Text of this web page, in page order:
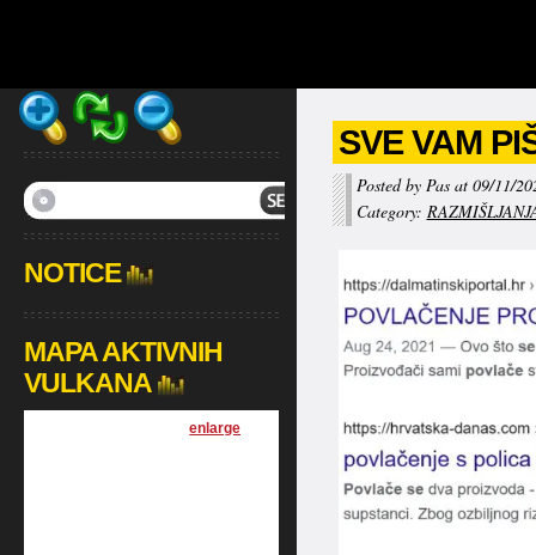
SVE VAM
Posted by Pas at 09/11/
Category:
NOTICE
MAPA AKTIVNIH
VULKANA
[enlarge